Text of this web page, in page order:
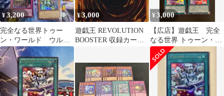
¥3,200
完全なる世界トゥー
ン・ワールド ウルト
ラ トゥーン デッキパ
ーツ
¥3,000
遊戯王 REVOLUTION
BOOSTER 収録カード
¥3,000
【広店】遊戯王 完全
なる世界 トゥーン・ワ
ールド ウルトラ 3枚
セット【053-5866】